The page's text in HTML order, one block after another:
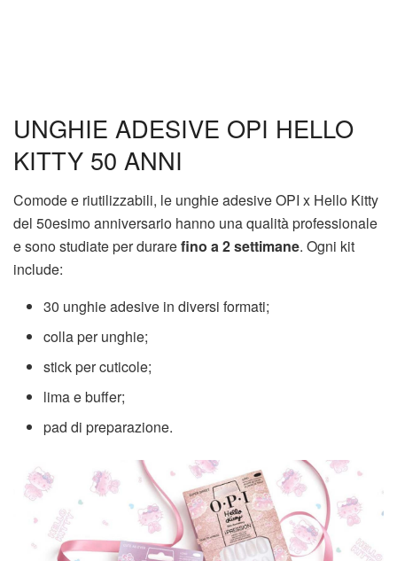
UNGHIE ADESIVE OPI HELLO
KITTY 50 ANNI
Comode e riutilizzabili, le unghie adesive OPI x Hello Kitty
del 50esimo anniversario hanno una qualità professionale
e sono studiate per durarefino a 2 settimane. Ogni kit
include:
30 unghie adesive in diversi formati;
colla per unghie;
stick per cuticole;
lima e buffer;
pad di preparazione.